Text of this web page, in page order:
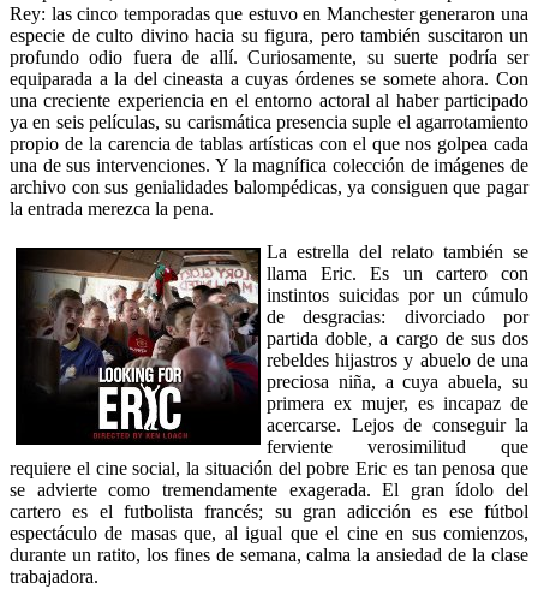
Rey: las cinco temporadas que estuvo en Manchester generaron una
especie de culto divino hacia su figura, pero también suscitaron un
profundo odio fuera de allí. Curiosamente, su suerte podría ser
equiparada a la del cineasta a cuyas órdenes se somete ahora. Con
una creciente experiencia en el entorno actoral al haber participado
ya en seis películas, su carismática presencia suple el agarrotamiento
propio de la carencia de tablas artísticas con el que nos golpea cada
una de sus intervenciones. Y la magnífica colección de imágenes de
archivo con sus genialidades balompédicas, ya consiguen que pagar
la entrada merezca la pena.
La estrella del relato también se
llama Eric. Es un cartero con
instintos suicidas por un cúmulo
de desgracias: divorciado por
partida doble, a cargo de sus dos
rebeldes hijastros y abuelo de una
preciosa niña, a cuya abuela, su
primera ex mujer, es incapaz de
acercarse. Lejos de conseguir la
ferviente verosimilitud que
requiere el cine social, la situación del pobre Eric es tan penosa que
se advierte como tremendamente exagerada. El gran ídolo del
cartero es el futbolista francés; su gran adicción es ese fútbol
espectáculo de masas que, al igual que el cine en sus comienzos,
durante un ratito, los fines de semana, calma la ansiedad de la clase
trabajadora.